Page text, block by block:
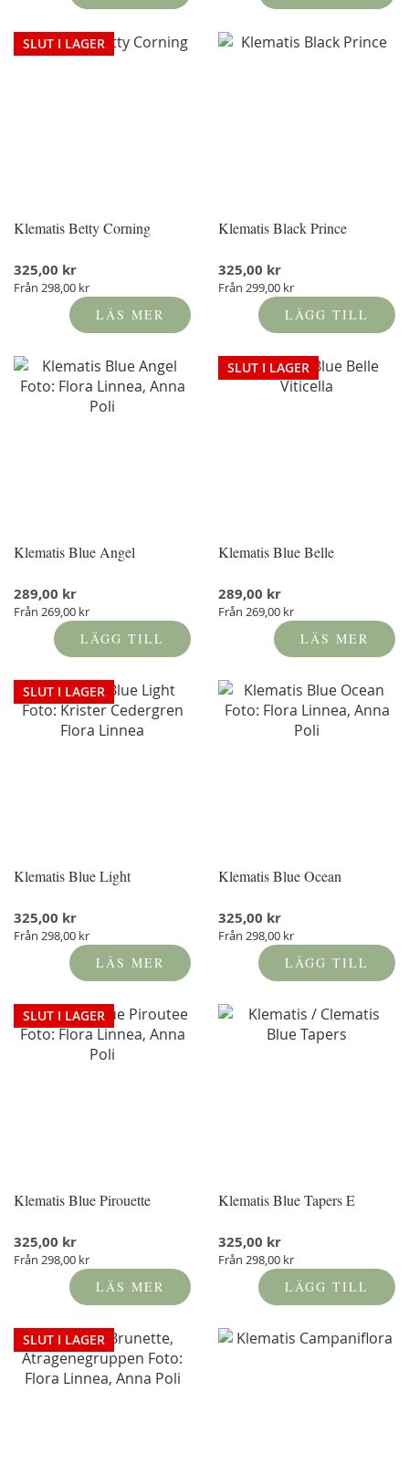
SLUT I LAGER
Klematis Betty Corning
325,00 kr
Från 298,00 kr
LÄS MER
Klematis Black Prince
325,00 kr
Från 299,00 kr
LÄGG TILL
Klematis Blue Angel
289,00 kr
Från 269,00 kr
LÄGG TILL
SLUT I LAGER
Klematis Blue Belle
289,00 kr
Från 269,00 kr
LÄS MER
SLUT I LAGER
Klematis Blue Light
325,00 kr
Från 298,00 kr
LÄS MER
Klematis Blue Ocean
325,00 kr
Från 298,00 kr
LÄGG TILL
SLUT I LAGER
Klematis Blue Pirouette
325,00 kr
Från 298,00 kr
LÄS MER
Klematis Blue Tapers E
325,00 kr
Från 298,00 kr
LÄGG TILL
SLUT I LAGER